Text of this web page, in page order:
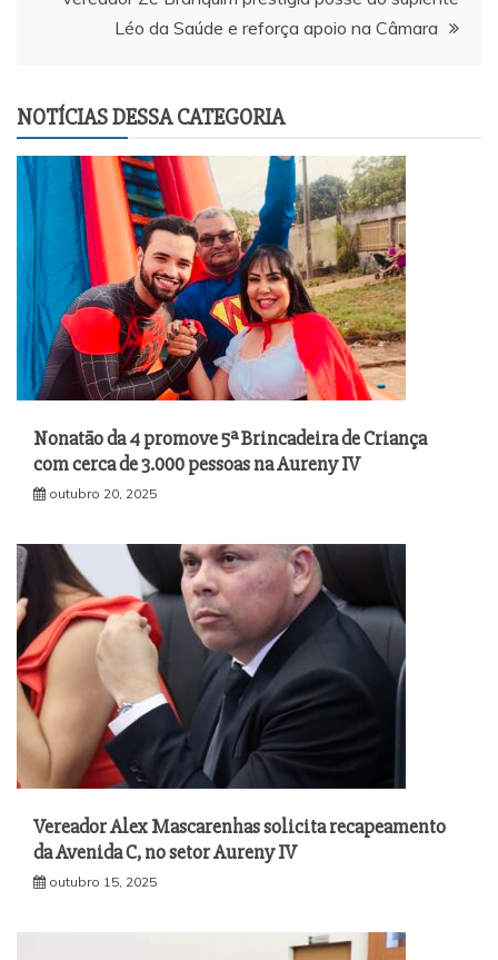
Léo da Saúde e reforça apoio na Câmara
NOTÍCIAS DESSA CATEGORIA
Nonatão da 4 promove 5ª Brincadeira de Criança
com cerca de 3.000 pessoas na Aureny IV
outubro 20, 2025
Vereador Alex Mascarenhas solicita recapeamento
da Avenida C, no setor Aureny IV
outubro 15, 2025